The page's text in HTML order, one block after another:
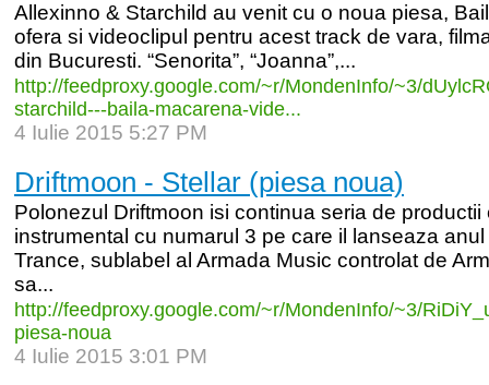
Allexinno & Starchild au venit cu o noua piesa,
ofera si videoclipul pentru acest track de vara,
din Bucuresti. “Senorita”, “Joanna”,...
http://feedproxy.google.com/~r/MondenInfo/~3/
starchild---baila-macarena-vide...
4 Iulie 2015 5:27 PM
Driftmoon - Stellar (piesa noua)
Polonezul Driftmoon isi continua seria de productii
instrumental cu numarul 3 pe care il lanseaza
Trance, sublabel al Armada Music controlat de
sa...
http://feedproxy.google.com/~r/MondenInfo/~3/RiDiY_
piesa-noua
4 Iulie 2015 3:01 PM